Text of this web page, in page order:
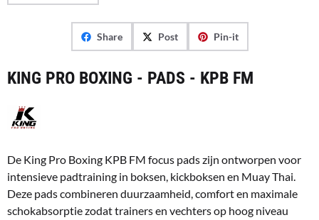
Share Post Pin-it
KING PRO BOXING - PADS - KPB FM
De King Pro Boxing KPB FM focus pads zijn ontworpen voor
intensieve padtraining in boksen, kickboksen en Muay Thai.
Deze pads combineren duurzaamheid, comfort en maximale
schokabsorptie zodat trainers en vechters op hoog niveau